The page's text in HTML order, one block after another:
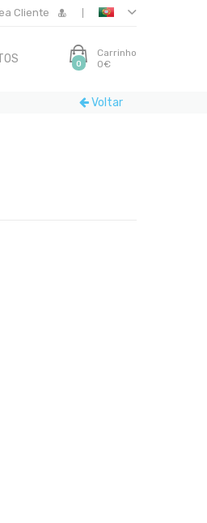
Cliente
0
Carrinho
0€
Voltar